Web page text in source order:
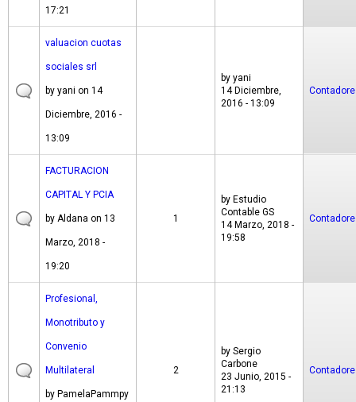
17:21
valuacion cuotas
sociales srl
by yani on 14
Diciembre, 2016 -
13:09
by yani
14 Diciembre,
2016 - 13:09
FACTURACION
CAPITAL Y PCIA
by Aldana on 13
Marzo, 2018 -
19:20
1
by Estudio
Contable GS
14 Marzo, 2018 -
19:58
Profesional,
Monotributo y
Convenio
Multilateral
by PamelaPammpy
2
by Sergio
Carbone
23 Junio, 2015 -
21:13